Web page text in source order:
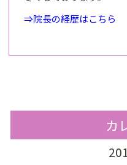
⇒院長の経歴はこちら
カ